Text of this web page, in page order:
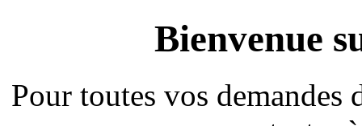
Bienvenue
Pour toutes vos